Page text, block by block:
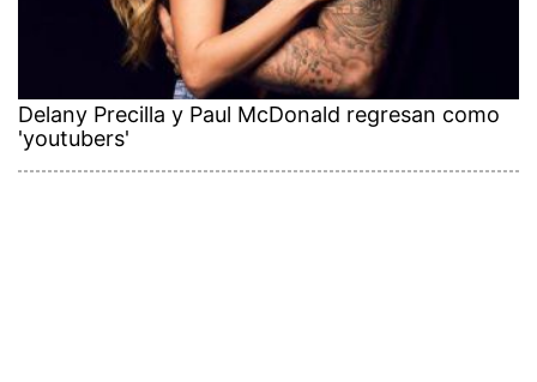
Delany Precilla y Paul McDonald regresan como
'youtubers'